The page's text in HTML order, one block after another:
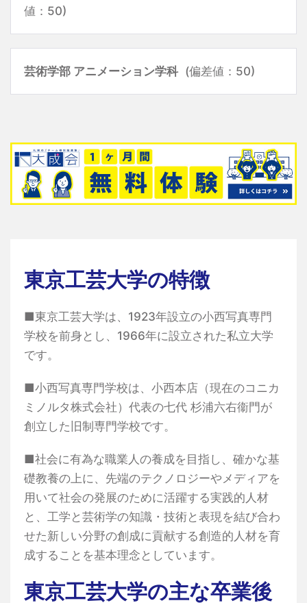
値：50)
芸術学部 アニメーション学科 (偏差値：50)
東京工芸大学の特徴
■東京工芸大学は、1923年設立の小西写真専門
学校を前身とし、1966年に設立された私立大学
です。
■小西写真専門学校は、小西本店（現在のコニカ
ミノルタ株式会社）代表の七代 杉浦六右衞門が
創立した旧制専門学校です。
■社会に有為な職業人の養成を目指し、確かな基
礎教養の上に、先端のテクノロジーやメディアを
用いて社会の発展のために活躍する実践的人材
と、工学と芸術学の知識・技術と表現を結び合わ
せた新しい分野の創成に貢献する創造的人材を育
成することを基本理念としています。
東京工芸大学の主な卒業後